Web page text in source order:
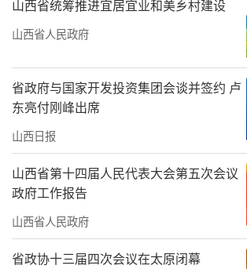
山西省统筹推进宜居宜业和美乡村建设
山西省人民政府
省政府与国家开发投资集团会谈并签约 卢
东亮付刚峰出席
山西日报
山西省第十四届人民代表大会第五次会议
政府工作报告
山西省人民政府
省政协十三届四次会议在太原闭幕